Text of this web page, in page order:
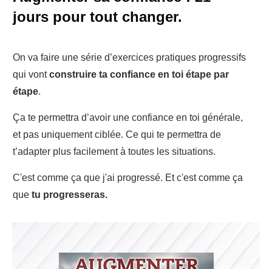
jours pour tout changer.
On va faire une série d’exercices pratiques progressifs
qui vontconstruire ta confiance en toi étape par
étape.
Ça te permettra d’avoir une confiance en toi générale,
et pas uniquement ciblée. Ce qui te permettra de
t’adapter plus facilement à toutes les situations.
C'est comme ça que j'ai progressé. Et c'est comme ça
que tu progresseras.